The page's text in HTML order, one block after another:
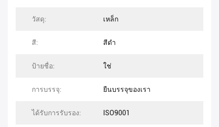
วัสดุ: เหล็ก
สี: สีดำ
ป้ายชื่อ: ใช่
การบรรจุ: ยืนบรรจุของเรา
ได้รับการรับรอง: ISO9001